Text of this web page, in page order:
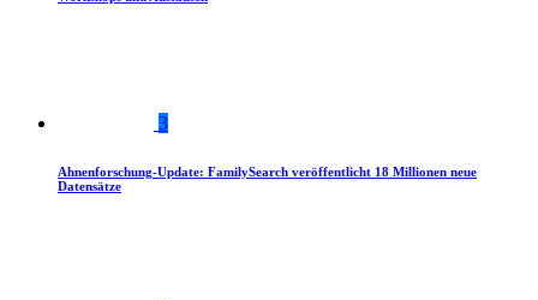
3
Ahnenforschung-Update: FamilySearch veröffentlicht 18 Millionen neue
Datensätze